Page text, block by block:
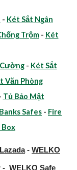
- Két Sắt Ngân
Trộm- Két
- Két Sắt
Văn Phòng
Tủ Bảo Mật
Banks Safes - Fire
Box
- WELKO
- WELKO Safe